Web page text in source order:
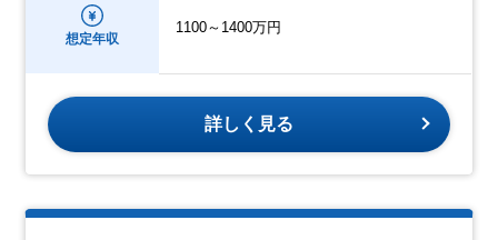
想定年収
1100～1400万円
詳しく見る